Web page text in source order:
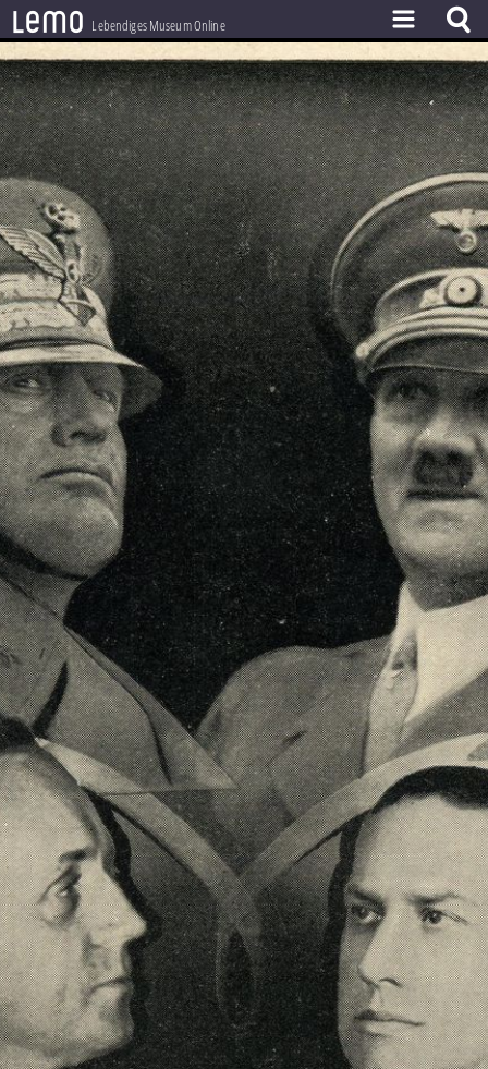
lemo Lebendiges Museum Online
ZEITSTRAHL
THEMEN
ZEITZEUGEN
BESTAND
LERNEN
PROJEKT